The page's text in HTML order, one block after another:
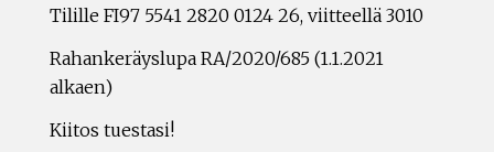
Tilille FI97 5541 2820 0124 26, viitteellä 3010
Rahankeräyslupa RA/2020/685 (1.1.2021
alkaen)
Kiitos tuestasi!